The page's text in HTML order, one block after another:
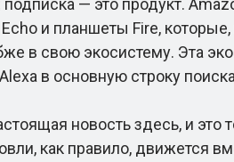
— это продукт.
Echo и планшеты Fire,
в свою экосистему. Эта
в основную строку
новость здесь, и это
как правило, движется